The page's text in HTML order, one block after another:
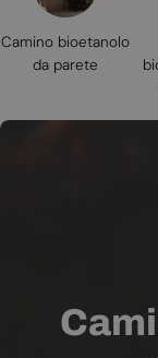
Camino bioetanolo
da parete